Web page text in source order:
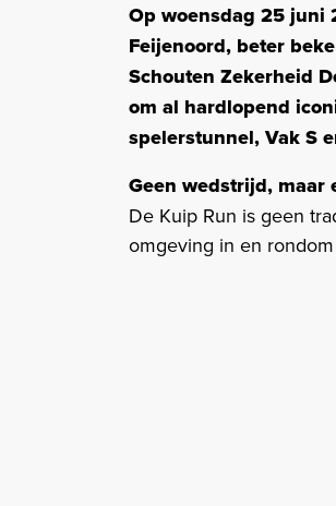
Op woensdag 25 juni
Feijenoord, beter
Schouten Zekerheid
om al hardlopend
spelerstunnel, Vak S
Geen wedstrijd, maar
De Kuip Run is geen
omgeving in en